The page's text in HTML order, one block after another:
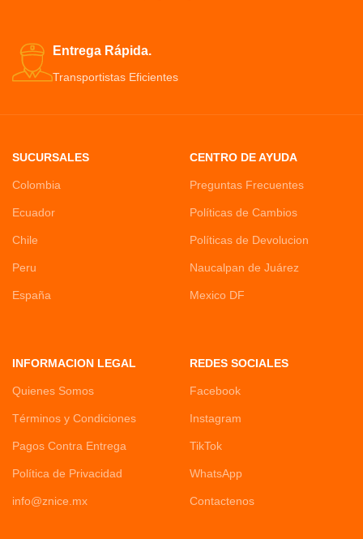
Entrega Rápida.
Transportistas Eficientes
SUCURSALES
Colombia
Ecuador
Chile
Peru
España
CENTRO DE AYUDA
Preguntas Frecuentes
Políticas de Cambios
Políticas de Devolucion
Naucalpan de Juárez
Mexico DF
INFORMACION LEGAL
Quienes Somos
Términos y Condiciones
Pagos Contra Entrega
Política de Privacidad
info@znice.mx
REDES SOCIALES
Facebook
Instagram
TikTok
WhatsApp
Contactenos